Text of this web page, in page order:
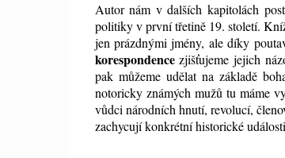
Autor nám v dalších kapitolách
politiky v první třetině 19. století.
jen prázdnými jmény, ale díky
korespondencezjišťujeme jejich
pak můžeme udělat na základě
notoricky známých mužů tu máme
vůdci národních hnutí, revolucí,
zachycují konkrétní historické